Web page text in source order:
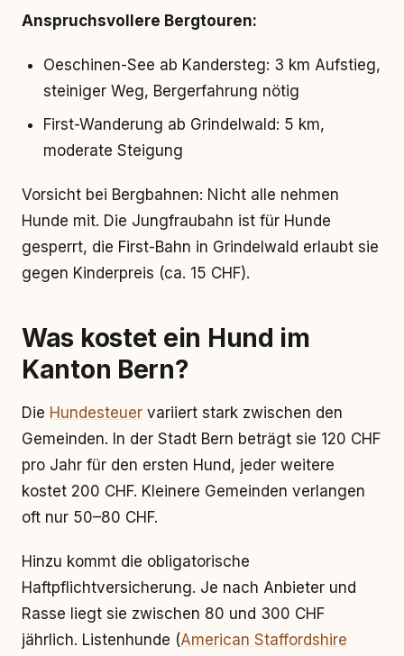
Anspruchsvollere Bergtouren:
Oeschinen-See ab Kandersteg: 3 km Aufstieg,
steiniger Weg, Bergerfahrung nötig
First-Wanderung ab Grindelwald: 5 km,
moderate Steigung
Vorsicht bei Bergbahnen: Nicht alle nehmen
Hunde mit. Die Jungfraubahn ist für Hunde
gesperrt, die First-Bahn in Grindelwald erlaubt sie
gegen Kinderpreis (ca. 15 CHF).
Was kostet ein Hund im
Kanton Bern?
Die Hundesteuer variiert stark zwischen den
Gemeinden. In der Stadt Bern beträgt sie 120 CHF
pro Jahr für den ersten Hund, jeder weitere
kostet 200 CHF. Kleinere Gemeinden verlangen
oft nur 50–80 CHF.
Hinzu kommt die obligatorische
Haftpflichtversicherung. Je nach Anbieter und
Rasse liegt sie zwischen 80 und 300 CHF
jährlich. Listenhunde (American Staffordshire